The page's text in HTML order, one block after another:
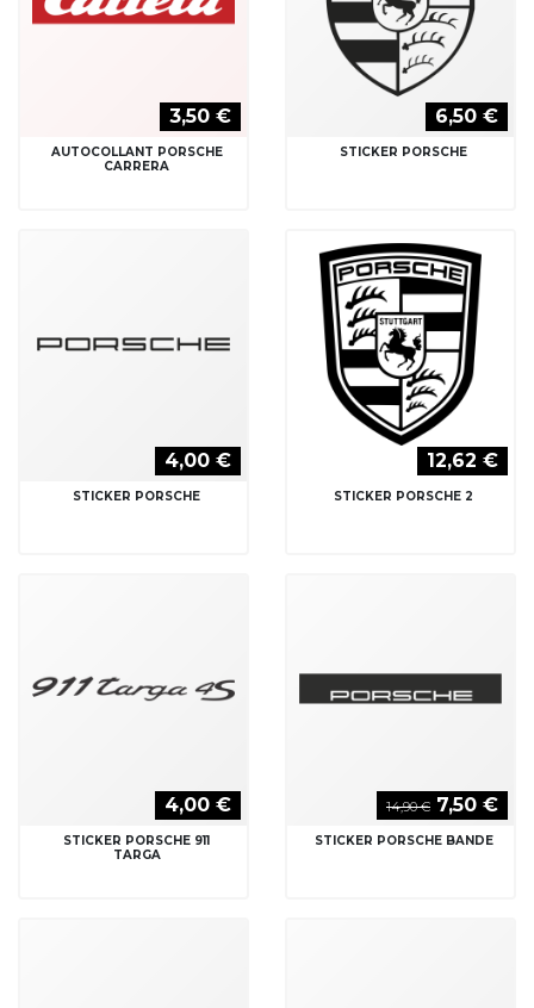
3,50 €
AUTOCOLLANT PORSCHE
CARRERA
6,50 €
STICKER PORSCHE
4,00 €
STICKER PORSCHE
12,62 €
STICKER PORSCHE 2
4,00 €
STICKER PORSCHE 911
TARGA
14,90 € 7,50 €
STICKER PORSCHE BANDE